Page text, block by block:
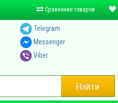
Сравнение товаров
Telegram
Messenger
Viber
Найти